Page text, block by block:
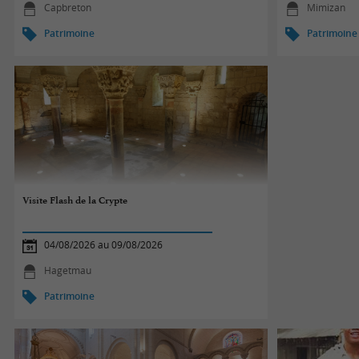
Capbreton
Patrimoine
Mimizan
Patrimoine
Visite Flash de la Crypte
04/08/2026 au 09/08/2026
Hagetmau
Patrimoine